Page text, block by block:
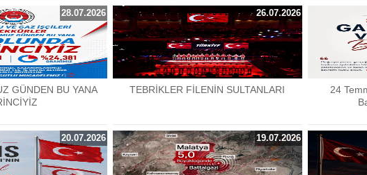
28.07.2026
GÜNDEN BU YANA
26.07.2026
TEBRİKLER FİLENİN SULTANLARI
24
20.07.2026 19.07.2026